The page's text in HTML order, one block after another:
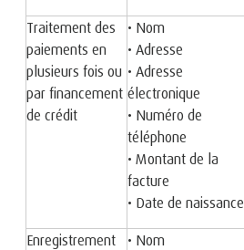
Traitement des
paiements en
plusieurs fois ou
par financement
de crédit
• Nom
• Adresse
• Adresse
électronique
• Numéro de
téléphone
• Montant de la
facture
• Date de naissance
Enregistrement
• Nom